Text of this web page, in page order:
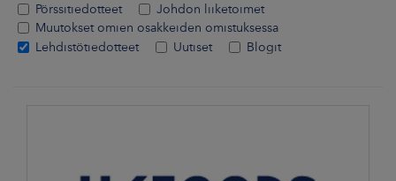
Pörssitiedotteet
Johdon liiketoimet
Muutokset omien osakkeiden omistuksessa
Lehdistötiedotteet
Uutiset Blogit